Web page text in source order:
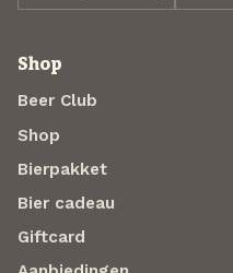
Shop
Beer Club
Shop
Bierpakket
Bier cadeau
Giftcard